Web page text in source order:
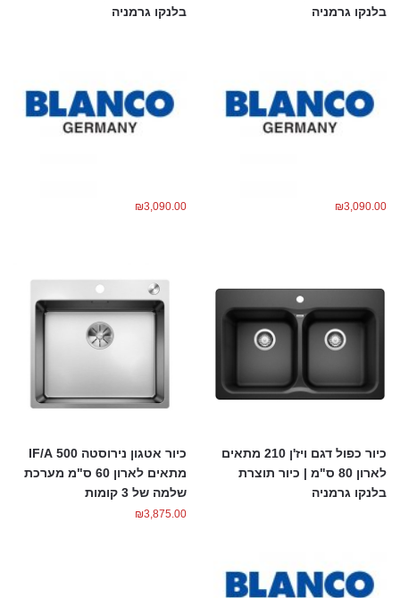
בלנקו גרמניה
₪3,090.00
בלנקו גרמניה
₪3,090.00
כיור כפול דגם ויז'ן 210 מתאים
לארון 80 ס"מ | כיור תוצרת
בלנקו גרמניה
כיור אטגון נירוסטה 500 IF/A
מתאים לארון 60 ס"מ מערכת
שלמה של 3 קומות
₪3,875.00